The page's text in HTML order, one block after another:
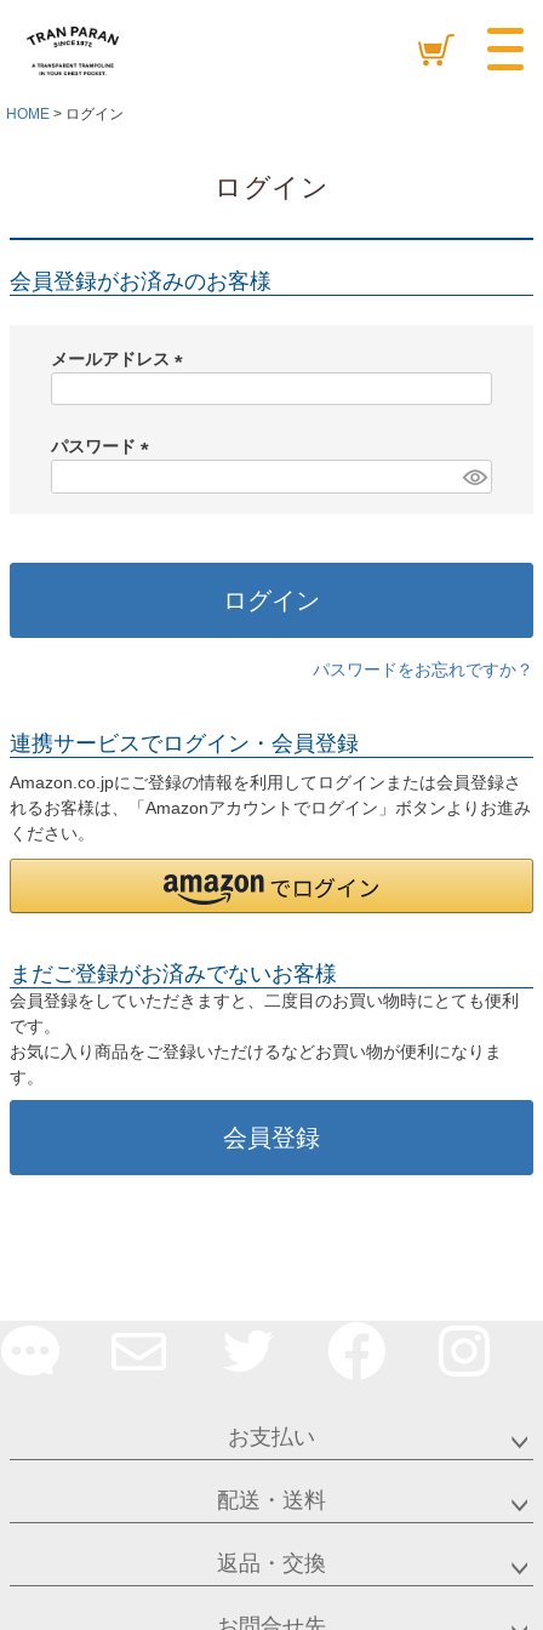
HOME ログイン
ログイン
会員登録がお済みのお客様
メールアドレス
)
パスワード
ログイン
パスワードをお忘れですか？
連携サービスでログイン・会員登録
Amazon.co.jpにご登録の情報を利用してログインまたは会員登録さ
れるお客様は、「Amazonアカウントでログイン」ボタンよりお進み
ください。
まだご登録がお済みでないお客様
会員登録をしていただきますと、二度目のお買い物時にとても便利
です。
お気に入り商品をご登録いただけるなどお買い物が便利になりま
す。
会員登録
お支払い
配送・送料
返品・交換